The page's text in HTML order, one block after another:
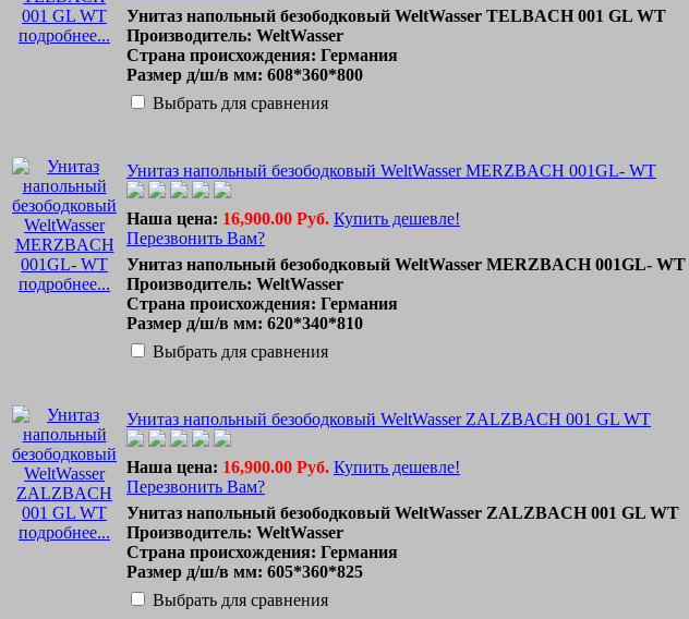
подробнее...
Унитаз напольный безободковый WeltWasser TELBACH 001 GL WT
Производитель: WeltWasser
Страна происхождения: Германия
Размер д/ш/в мм: 608*360*800
Выбрать для сравнения
подробнее...
Унитаз напольный безободковый WeltWasser MERZBACH 001GL- WT
Наша цена: 16,900.00 Руб. Купить дешевле!
Перезвонить Вам?
Унитаз напольный безободковый WeltWasser MERZBACH 001GL- WT
Производитель: WeltWasser
Страна происхождения: Германия
Размер д/ш/в мм: 620*340*810
Выбрать для сравнения
подробнее...
Унитаз напольный безободковый WeltWasser ZALZBACH 001 GL WT
Наша цена: 16,900.00 Руб. Купить дешевле!
Перезвонить Вам?
Унитаз напольный безободковый WeltWasser ZALZBACH 001 GL WT
Производитель: WeltWasser
Страна происхождения: Германия
Размер д/ш/в мм: 605*360*825
Выбрать для сравнения